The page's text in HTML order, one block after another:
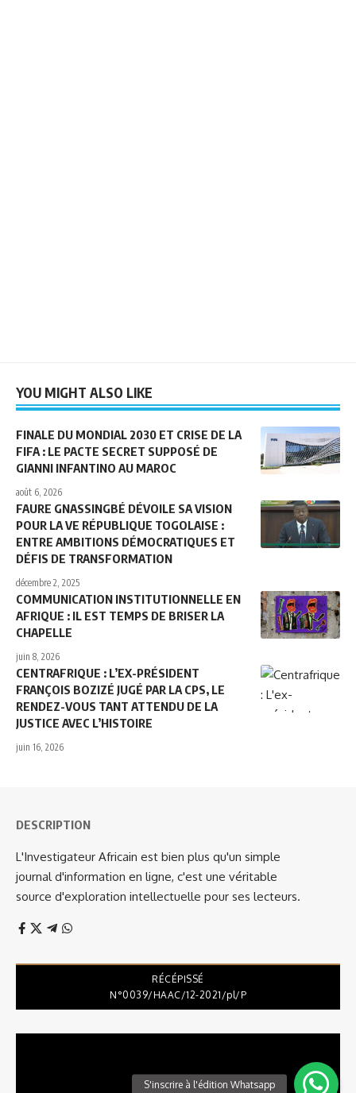
YOU MIGHT ALSO LIKE
FINALE DU MONDIAL 2030 ET CRISE DE LA
FIFA : LE PACTE SECRET SUPPOSÉ DE
GIANNI INFANTINO AU MAROC
août 6, 2026
FAURE GNASSINGBÉ DÉVOILE SA VISION
POUR LA VE RÉPUBLIQUE TOGOLAISE :
ENTRE AMBITIONS DÉMOCRATIQUES ET
DÉFIS DE TRANSFORMATION
décembre 2, 2025
COMMUNICATION INSTITUTIONNELLE EN
AFRIQUE : IL EST TEMPS DE BRISER LA
CHAPELLE
juin 8, 2026
CENTRAFRIQUE : L’EX-PRÉSIDENT
FRANÇOIS BOZIZÉ JUGÉ PAR LA CPS, LE
RENDEZ-VOUS TANT ATTENDU DE LA
JUSTICE AVEC L’HISTOIRE
juin 16, 2026
DESCRIPTION
L'Investigateur Africain est bien plus qu'un simple
journal d'information en ligne, c'est une véritable
source d'exploration intellectuelle pour ses lecteurs.
RÉCÉPISSÉ
N°0039/HAAC/12-2021/pl/P